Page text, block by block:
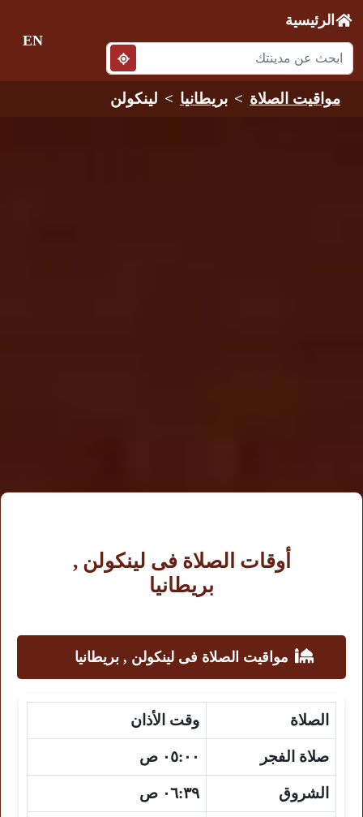
الرئيسية
EN
مواقيت الصلاة بريطانيا لينكولن
أوقات الصلاة فى لينكولن ,
بريطانيا
مواقيت الصلاة فى لينكولن , بريطانيا
الصلاة وقت الأذان
صلاة الفجر ٠٥:٠٠ ص
الشروق ٠٦:٣٩ ص